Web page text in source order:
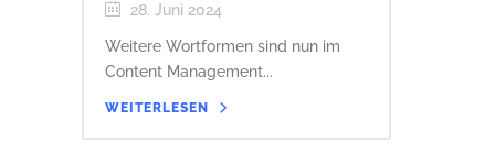
28. Juni 2024
Weitere Wortformen sind nun im
Content Management...
WEITERLESEN